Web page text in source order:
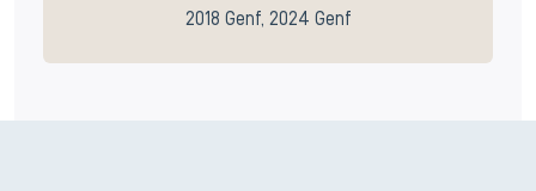
2018 Genf, 2024 Genf